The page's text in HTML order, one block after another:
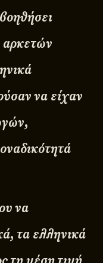
αρκετών
να είχαν
να
τα ελληνικά